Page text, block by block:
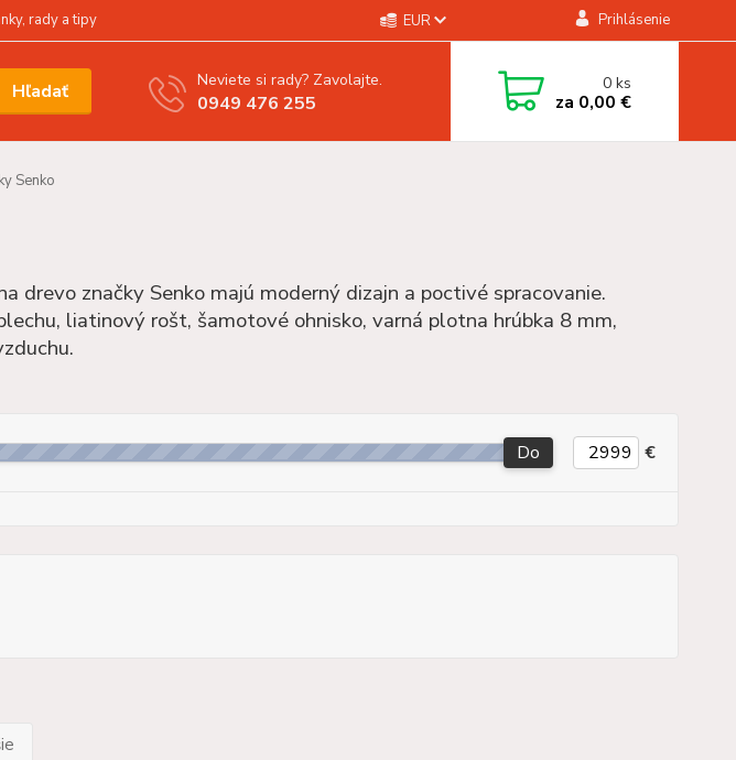
rady a tipy EUR Prihlásenie
Hľadať Neviete si rady? Zavolajte.
0949 476 255
0ks
za 0,00 €
Senko
drevo značky Senko majú moderný dizajn a poctivé spracovanie.
liatinový rošt, šamotové ohnisko, varná plotna hrúbka 8 mm,
Do €